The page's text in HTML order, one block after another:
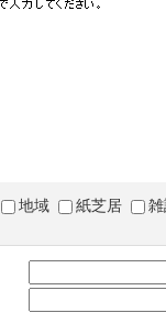
地域 紙芝居